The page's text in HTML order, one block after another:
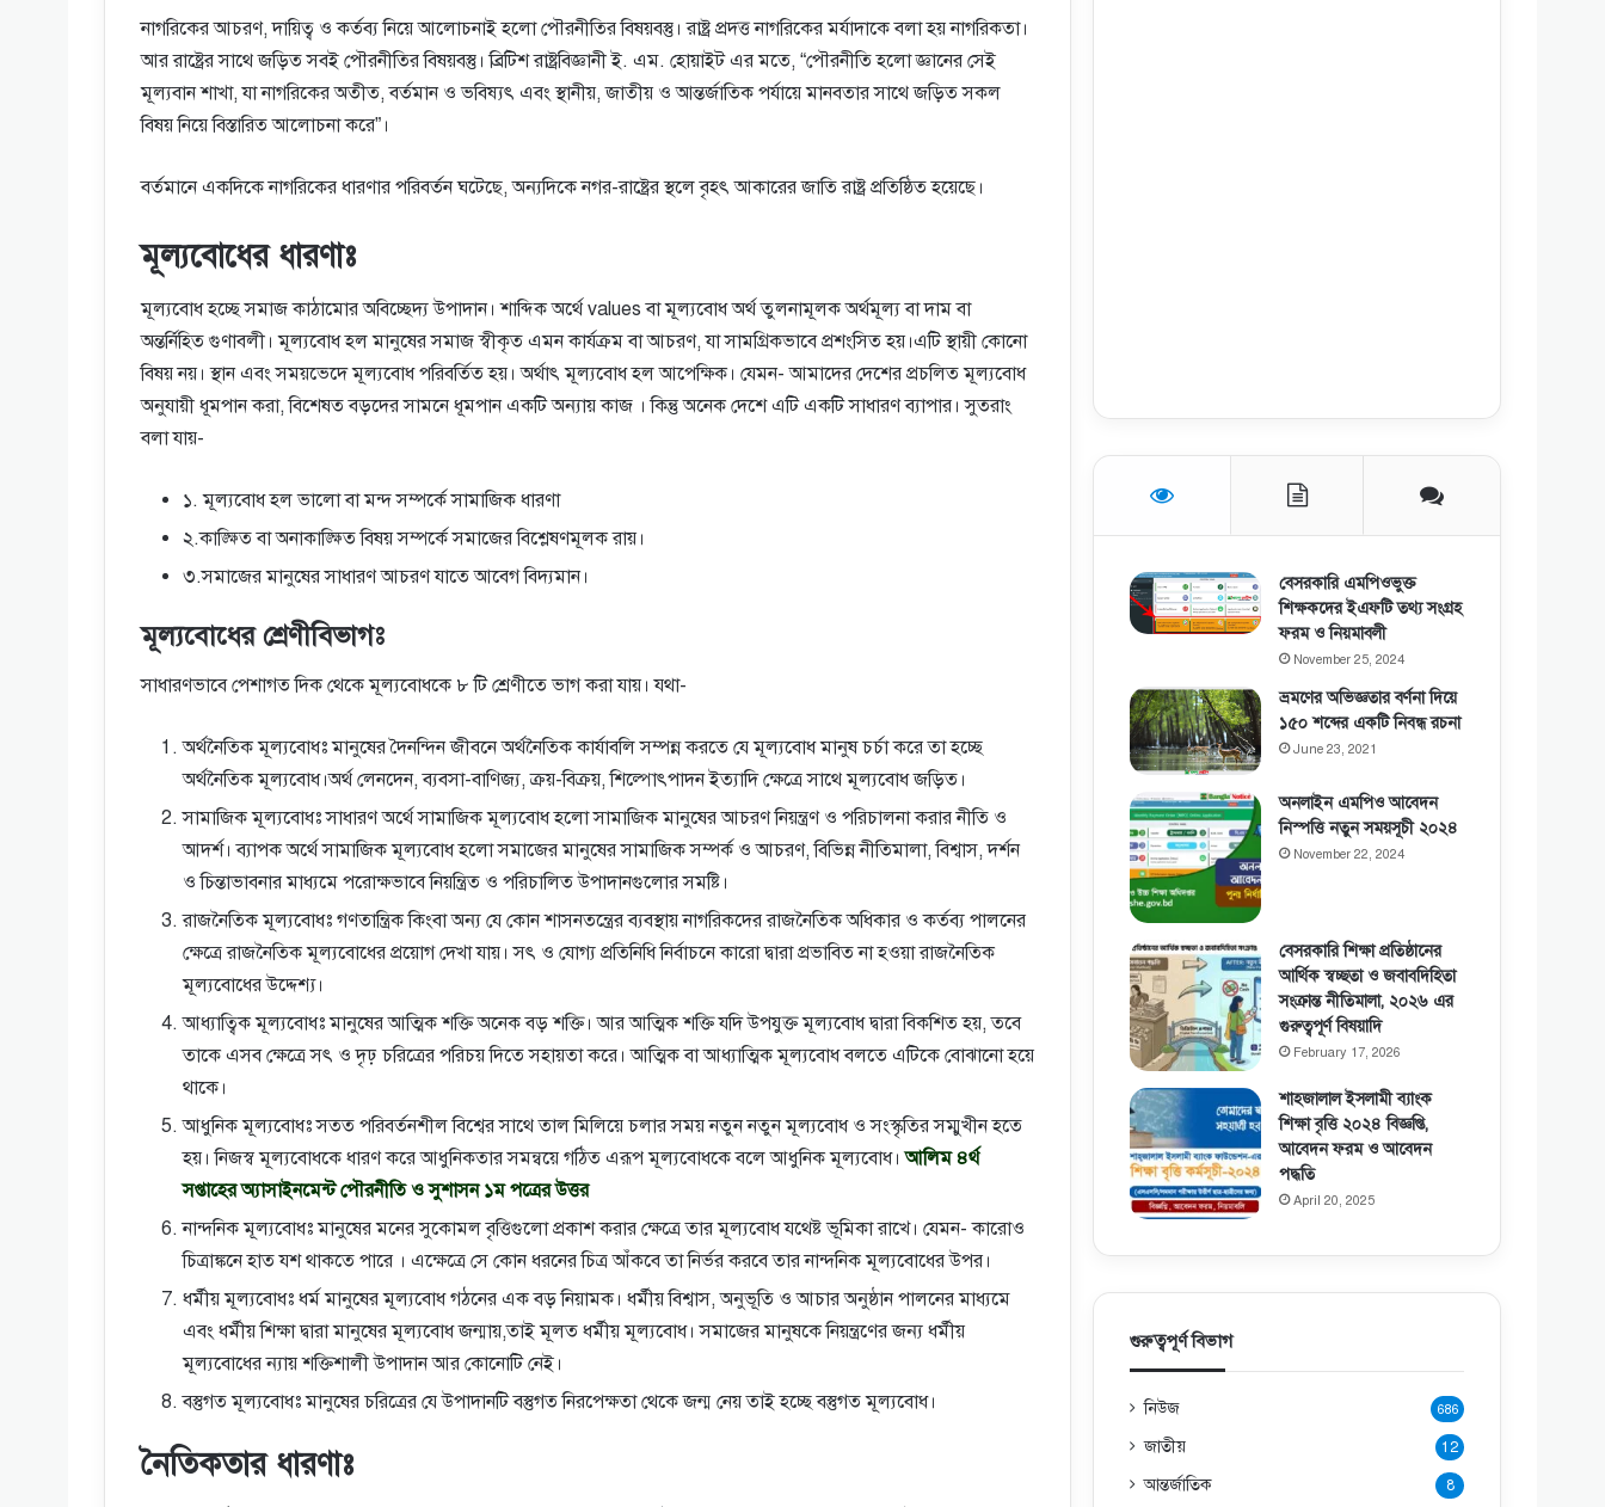
নাগরিকের আচরণ, দায়িত্ব ও কর্তব্য নিয়ে আলোচনাই হলো পৌরনীতির বিষয়বস্তু। রাষ্ট্র প্রদত্ত নাগরিকের মর্যাদাকে বলা হয় নাগরিকতা।
আর রাষ্ট্রের সাথে জড়িত সবই পৌরনীতির বিষয়বস্তু। ব্রিটিশ রাষ্ট্রবিজ্ঞানী ই. এম. হোয়াইট এর মতে, “পৌরনীতি হলো জ্ঞানের সেই
মূল্যবান শাখা, যা নাগরিকের অতীত, বর্তমান ও ভবিষ্যৎ এবং স্থানীয়, জাতীয় ও আন্তর্জাতিক পর্যায়ে মানবতার সাথে জড়িত সকল
বিষয় নিয়ে বিস্তারিত আলোচনা করে”।
বর্তমানে একদিকে নাগরিকের ধারণার পরিবর্তন ঘটেছে, অন্যদিকে নগর-রাষ্ট্রের স্থলে বৃহৎ আকারের জাতি রাষ্ট্র প্রতিষ্ঠিত হয়েছে।
মূল্যবোধের ধারণাঃ
মূল্যবোধ হচ্ছে সমাজ কাঠামোর অবিচ্ছেদ্য উপাদান। শাব্দিক অর্থে values বা মূল্যবোধ অর্থ তুলনামূলক অর্থমূল্য বা দাম বা
অন্তর্নিহিত গুণাবলী। মূল্যবোধ হল মানুষের সমাজ স্বীকৃত এমন কার্যক্রম বা আচরণ, যা সামগ্রিকভাবে প্রশংসিত হয়।এটি স্থায়ী কোনো
বিষয় নয়। স্থান এবং সময়ভেদে মূল্যবোধ পরিবর্তিত হয়। অর্থাৎ মূল্যবোধ হল আপেক্ষিক। যেমন- আমাদের দেশের প্রচলিত মূল্যবোধ
অনুযায়ী ধূমপান করা, বিশেষত বড়দের সামনে ধূমপান একটি অন্যায় কাজ । কিন্তু অনেক দেশে এটি একটি সাধারণ ব্যাপার। সুতরাং
বলা যায়-
১. মূল্যবোধ হল ভালো বা মন্দ সম্পর্কে সামাজিক ধারণা
২.কাঙ্ক্ষিত বা অনাকাঙ্ক্ষিত বিষয় সম্পর্কে সমাজের বিশ্লেষণমূলক রায়।
৩.সমাজের মানুষের সাধারণ আচরণ যাতে আবেগ বিদ্যমান।
মূল্যবোধের শ্রেণীবিভাগঃ
সাধারণভাবে পেশাগত দিক থেকে মূল্যবোধকে ৮ টি শ্রেণীতে ভাগ করা যায়। যথা-
অর্থনৈতিক মূল্যবোধঃ মানুষের দৈনন্দিন জীবনে অর্থনৈতিক কার্যাবলি সম্পন্ন করতে যে মূল্যবোধ মানুষ চর্চা করে তা হচ্ছে
অর্থনৈতিক মূল্যবোধ।অর্থ লেনদেন, ব্যবসা-বাণিজ্য, ক্রয়-বিক্রয়, শিল্পোৎপাদন ইত্যাদি ক্ষেত্রে সাথে মূল্যবোধ জড়িত।
সামাজিক মূল্যবোধঃ সাধারণ অর্থে সামাজিক মূল্যবোধ হলো সামাজিক মানুষের আচরণ নিয়ন্ত্রণ ও পরিচালনা করার নীতি ও
আদর্শ। ব্যাপক অর্থে সামাজিক মূল্যবোধ হলো সমাজের মানুষের সামাজিক সম্পর্ক ও আচরণ, বিভিন্ন নীতিমালা, বিশ্বাস, দর্শন
ও চিন্তাভাবনার মাধ্যমে পরোক্ষভাবে নিয়ন্ত্রিত ও পরিচালিত উপাদানগুলোর সমষ্টি।
রাজনৈতিক মূল্যবোধঃ গণতান্ত্রিক কিংবা অন্য যে কোন শাসনতন্ত্রের ব্যবস্থায় নাগরিকদের রাজনৈতিক অধিকার ও কর্তব্য পালনের
ক্ষেত্রে রাজনৈতিক মূল্যবোধের প্রয়োগ দেখা যায়। সৎ ও যোগ্য প্রতিনিধি নির্বাচনে কারো দ্বারা প্রভাবিত না হওয়া রাজনৈতিক
মূল্যবোধের উদ্দেশ্য।
আধ্যাত্বিক মূল্যবোধঃ মানুষের আত্মিক শক্তি অনেক বড় শক্তি। আর আত্মিক শক্তি যদি উপযুক্ত মূল্যবোধ দ্বারা বিকশিত হয়, তবে
তাকে এসব ক্ষেত্রে সৎ ও দৃঢ় চরিত্রের পরিচয় দিতে সহায়তা করে। আত্মিক বা আধ্যাত্মিক মূল্যবোধ বলতে এটিকে বোঝানো হয়ে
থাকে।
আধুনিক মূল্যবোধঃ সতত পরিবর্তনশীল বিশ্বের সাথে তাল মিলিয়ে চলার সময় নতুন নতুন মূল্যবোধ ও সংস্কৃতির সম্মুখীন হতে
হয়। নিজস্ব মূল্যবোধকে ধারণ করে আধুনিকতার সমন্বয়ে গঠিত এরূপ মূল্যবোধকে বলে আধুনিক মূল্যবোধ।আলিম ৪র্থ
সপ্তাহের অ্যাসাইনমেন্ট পৌরনীতি ও সুশাসন ১ম পত্রের উত্তর
নান্দনিক মূল্যবোধঃ মানুষের মনের সুকোমল বৃত্তিগুলো প্রকাশ করার ক্ষেত্রে তার মূল্যবোধ যথেষ্ট ভূমিকা রাখে। যেমন- কারোও
চিত্রাঙ্কনে হাত যশ থাকতে পারে । এক্ষেত্রে সে কোন ধরনের চিত্র আঁকবে তা নির্ভর করবে তার নান্দনিক মূল্যবোধের উপর।
ধর্মীয় মূল্যবোধঃ ধর্ম মানুষের মূল্যবোধ গঠনের এক বড় নিয়ামক। ধর্মীয় বিশ্বাস, অনুভূতি ও আচার অনুষ্ঠান পালনের মাধ্যমে
এবং ধর্মীয় শিক্ষা দ্বারা মানুষের মূল্যবোধ জন্মায়,তাই মূলত ধর্মীয় মূল্যবোধ। সমাজের মানুষকে নিয়ন্ত্রণের জন্য ধর্মীয়
মূল্যবোধের ন্যায় শক্তিশালী উপাদান আর কোনোটি নেই।
বস্তুগত মূল্যবোধঃ মানুষের চরিত্রের যে উপাদানটি বস্তুগত নিরপেক্ষতা থেকে জন্ম নেয় তাই হচ্ছে বস্তুগত মূল্যবোধ।
নৈতিকতার ধারণাঃ
বেসরকারি এমপিওভুক্ত
শিক্ষকদের ইএফটি তথ্য সংগ্রহ
ফরম ও নিয়মাবলী
November 25, 2024
ভ্রমণের অভিজ্ঞতার বর্ণনা দিয়ে
১৫০ শব্দের একটি নিবন্ধ রচনা
June 23, 2021
অনলাইন এমপিও আবেদন
নিস্পত্তি নতুন সময়সূচী ২০২৪
November 22, 2024
বেসরকারি শিক্ষা প্রতিষ্ঠানের
আর্থিক স্বচ্ছতা ও জবাবদিহিতা
সংক্রান্ত নীতিমালা, ২০২৬ এর
গুরুত্বপূর্ণ বিষয়াদি
February 17, 2026
শাহজালাল ইসলামী ব্যাংক
শিক্ষা বৃত্তি ২০২৪ বিজ্ঞপ্তি,
আবেদন ফরম ও আবেদন
পদ্ধতি
April 20, 2025
গুরুত্বপূর্ণ বিভাগ
নিউজ 686
জাতীয় 12
আন্তর্জাতিক 8